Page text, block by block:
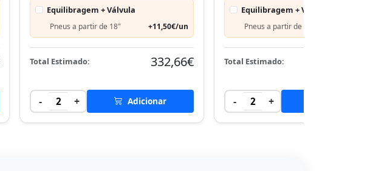
Equilibragem + Válvula
Pneus a partir de 18" +11,50€/un
Total Estimado: 332,66€
- 2 + Adicionar
Equilibragem + Válvula
Pneus a partir de 18"
Total Estimado:
- 2 +